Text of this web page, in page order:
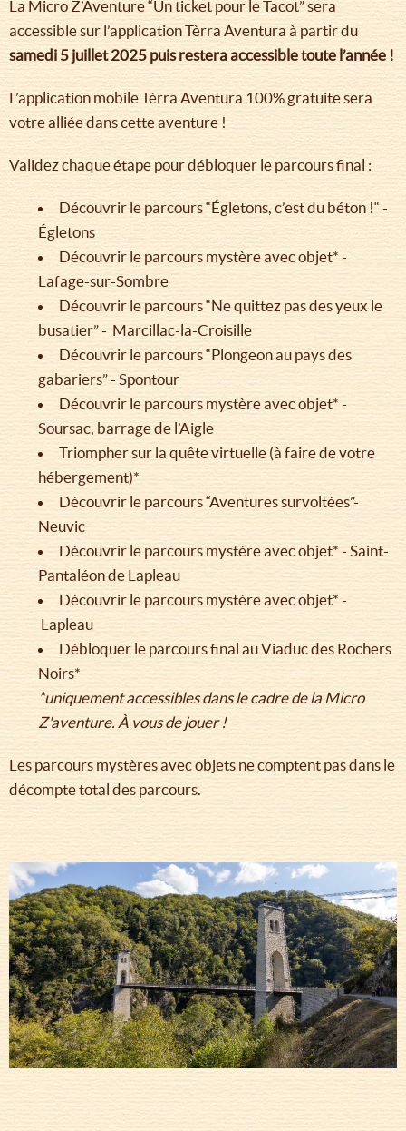
La Micro Z’Aventure “Un ticket pour le Tacot” sera
accessible sur l’application Tèrra Aventura à partir du
samedi 5 juillet 2025 puis restera accessible toute l’année !
L’application mobile Tèrra Aventura 100% gratuite sera
votre alliée dans cette aventure !
Validez chaque étape pour débloquer le parcours final :
Découvrir le parcours “Égletons, c’est du béton !“ -
Égletons
Découvrir le parcours mystère avec objet* -
Lafage-sur-Sombre
Découvrir le parcours “Ne quittez pas des yeux le
busatier” - Marcillac-la-Croisille
Découvrir le parcours “Plongeon au pays des
gabariers” - Spontour
Découvrir le parcours mystère avec objet* -
Soursac, barrage de l’Aigle
Triompher sur la quête virtuelle (à faire de votre
hébergement)*
Découvrir le parcours “Aventures survoltées”-
Neuvic
Découvrir le parcours mystère avec objet* - Saint-
Pantaléon de Lapleau
Découvrir le parcours mystère avec objet* -
Lapleau
Débloquer le parcours final au Viaduc des Rochers
Noirs*
*uniquement accessibles dans le cadre de la Micro
Z'aventure. À vous de jouer !
Les parcours mystères avec objets ne comptent pas dans le
décompte total des parcours.